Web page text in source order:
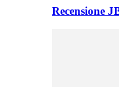
Recensione